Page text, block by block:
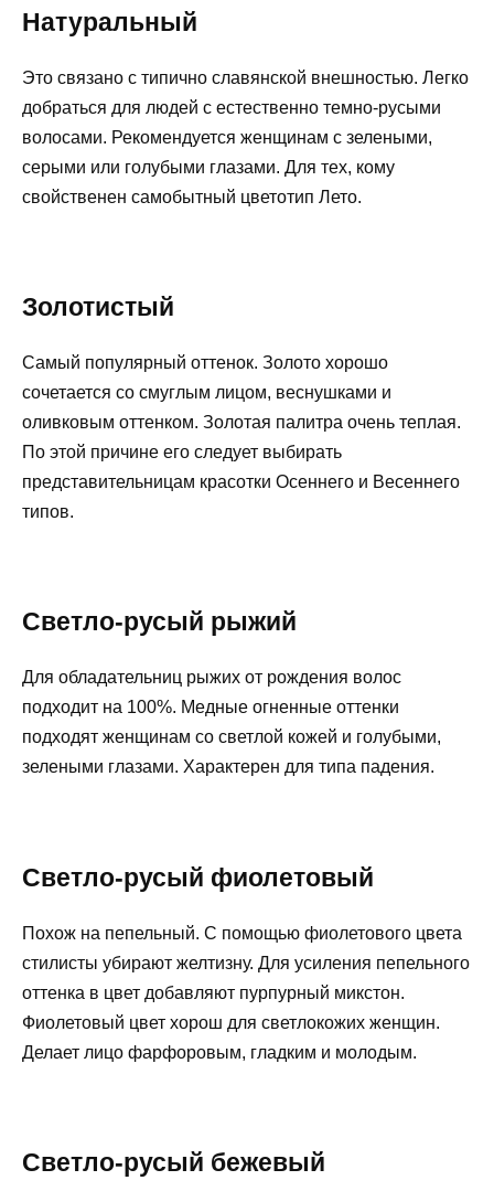
Натуральный
Это связано с типично славянской внешностью. Легко
добраться для людей с естественно темно-русыми
волосами. Рекомендуется женщинам с зелеными,
серыми или голубыми глазами. Для тех, кому
свойственен самобытный цветотип Лето.
Золотистый
Самый популярный оттенок. Золото хорошо
сочетается со смуглым лицом, веснушками и
оливковым оттенком. Золотая палитра очень теплая.
По этой причине его следует выбирать
представительницам красотки Осеннего и Весеннего
типов.
Светло-русый рыжий
Для обладательниц рыжих от рождения волос
подходит на 100%. Медные огненные оттенки
подходят женщинам со светлой кожей и голубыми,
зелеными глазами. Характерен для типа падения.
Светло-русый фиолетовый
Похож на пепельный. С помощью фиолетового цвета
стилисты убирают желтизну. Для усиления пепельного
оттенка в цвет добавляют пурпурный микстон.
Фиолетовый цвет хорош для светлокожих женщин.
Делает лицо фарфоровым, гладким и молодым.
Светло-русый бежевый